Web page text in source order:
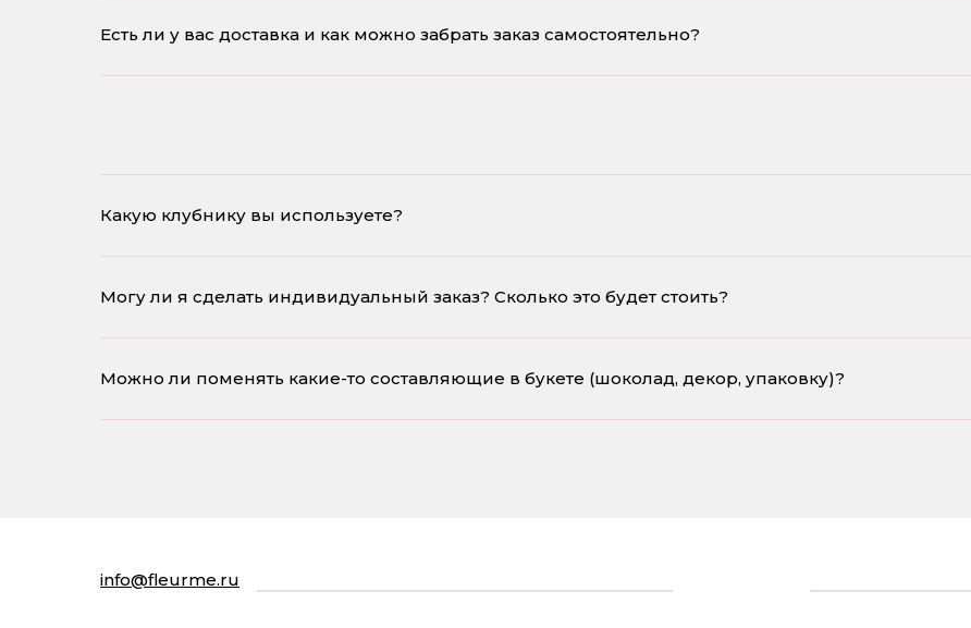
Есть ли у вас доставка и как можно забрать заказ самостоятельно?
Какую клубнику вы используете?
Могу ли я сделать индивидуальный заказ? Сколько это будет стоить?
Можно ли поменять какие-то составляющие в букете (шоколад, декор, упаковку)?
info@fleurme.ru